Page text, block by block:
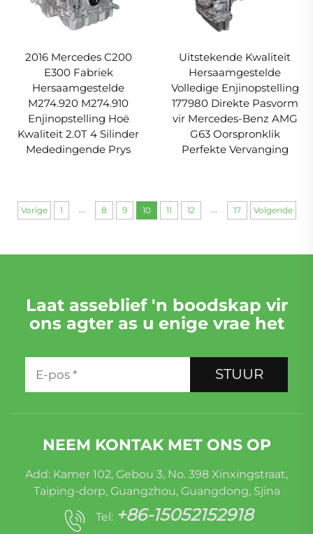
2016 Mercedes C200
E300 Fabriek
Hersaamgestelde
M274.920 M274.910
Enjinopstelling Hoë
Kwaliteit 2.0T 4 Silinder
Mededingende Prys
Uitstekende Kwaliteit
Hersaamgestelde
Volledige Enjinopstelling
177980 Direkte Pasvorm
vir Mercedes-Benz AMG
G63 Oorspronklik
Perfekte Vervanging
Vorige 1 8 9 10 11 12 17 Volgende
Laat asseblief 'n boodskap vir
ons agter as u enige vrae het
STUUR
NEEM KONTAK MET ONS OP
Add: Kamer 102, Gebou 3, No. 398 Xinxingstraat,
Taiping-dorp, Guangzhou, Guangdong, Sjina
Tel: +86-15052152918